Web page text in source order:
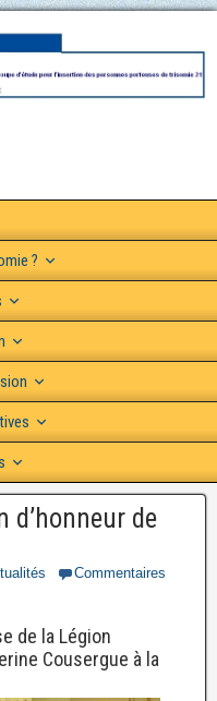
?
d’honneur de
Commentaires
Légion
Cousergue à la